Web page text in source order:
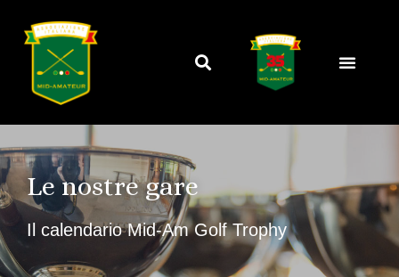
Le nostre gare
Il calendario Mid-Am Golf Trophy